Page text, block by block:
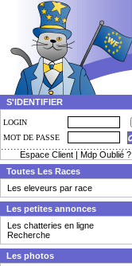
S'IDENTIFIER
LOGIN
MOT DE PASSE
Espace Client | Mdp Oublié ?
Toutes Les Races
Les eleveurs par race
Les petites annonces
Les chatteries en ligne
Recherche
Les photos